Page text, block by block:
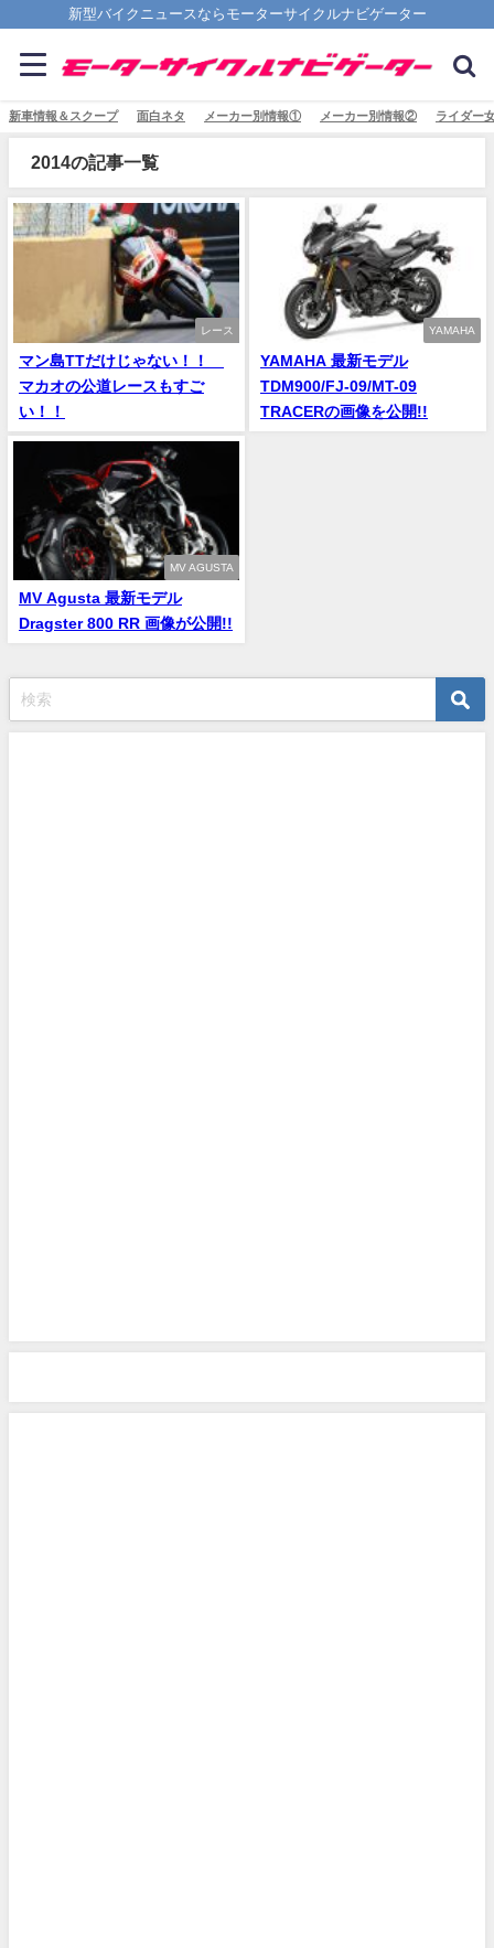
新型バイクニュースならモーターサイクルナビゲーター
新車情報＆スクープ 面白ネタ メーカー別情報① メーカー別情報② ライダー
2014の記事一覧
レース
マン島TTだけじゃない！！
マカオの公道レースもすご
い！！
YAMAHA
YAMAHA 最新モデル
TDM900/FJ-09/MT-09
TRACERの画像を公開!!
MV AGUSTA
MV Agusta 最新モデル
Dragster 800 RR 画像が公開!!